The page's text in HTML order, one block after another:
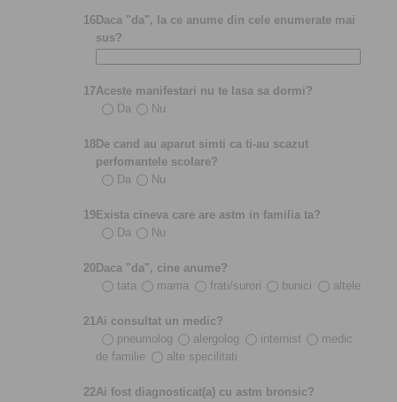
16 Daca "da", la ce anume din cele enumerate mai
sus?
17Aceste manifestari nu te lasa sa dormi?
Da
Nu
18 De cand au aparut simti ca ti-au scazut
perfomantele scolare?
Da
Nu
19 Exista cineva care are astm in familia ta?
Da
Nu
20 Daca "da", cine anume?
tata
mama frati/surori bunici altele
21Ai consultat un medic?
pneumolog
alergolog internist
medic
de familie
alte specilitati
22Ai fost diagnosticat(a) cu astm bronsic?